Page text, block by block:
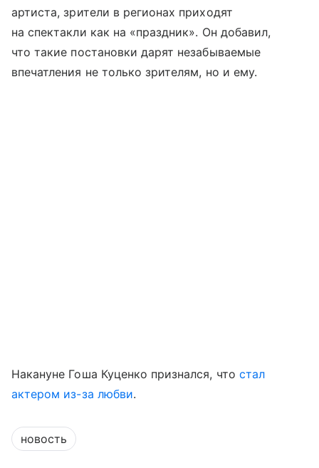
артиста, зрители в регионах приходят
на спектакли как на «праздник». Он добавил,
что такие постановки дарят незабываемые
впечатления не только зрителям, но и ему.
Накануне Гоша Куценко признался, что стал
актером из-за любви.
новость